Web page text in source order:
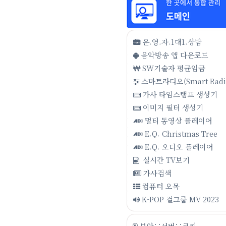
운.영.자.1대1.상담
음악방송 앱 다운로드
SW기술자 평균임금
스마트라디오(Smart
가사 타임스탬프 생성기
이미지 필터 생성기
멀티 동영상 플레이어
E.Q. Christmas Tree
E.Q. 오디오 플레이어
실시간 TV보기
가사검색
컴퓨터 오목
K-POP 걸그룹 MV 2023